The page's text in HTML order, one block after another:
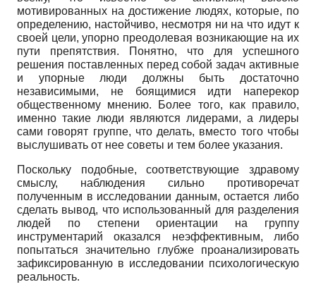
мотивированных на достижение людях, которые, по
определению, настойчиво, несмотря ни на что идут к
своей цели, упорно преодолевая возникающие на их
пути препятствия. Понятно, что для успешного
решения поставленных перед собой задач активные
и упорные люди должны быть достаточно
независимыми, не боящимися идти наперекор
общественному мнению. Более того, как правило,
именно такие люди являются лидерами, а лидеры
сами говорят группе, что делать, вместо того чтобы
выслушивать от нее советы и тем более указания.
Поскольку подобные, соответствующие здравому
смыслу, наблюдения сильно противоречат
полученным в исследовании данным, остается либо
сделать вывод, что использованный для разделения
людей по степени ориентации на группу
инструментарий оказался неэффективным, либо
попытаться значительно глубже проанализировать
зафиксированную в исследовании психологическую
реальность.